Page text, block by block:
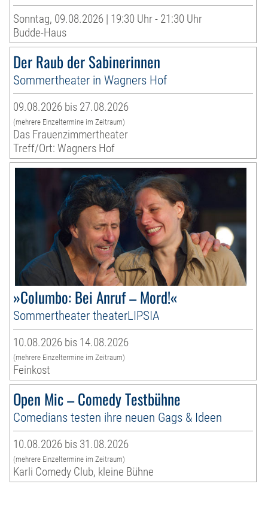
Sonntag, 09.08.2026 | 19:30 Uhr - 21:30 Uhr
Budde-Haus
Der Raub der Sabinerinnen
Sommertheater in Wagners Hof
09.08.2026 bis 27.08.2026
(mehrere Einzeltermine im Zeitraum)
Das Frauenzimmertheater
Treff/Ort: Wagners Hof
»Columbo: Bei Anruf – Mord!«
Sommertheater theaterLIPSIA
10.08.2026 bis 14.08.2026
(mehrere Einzeltermine im Zeitraum)
Feinkost
Open Mic – Comedy Testbühne
Comedians testen ihre neuen Gags & Ideen
10.08.2026 bis 31.08.2026
(mehrere Einzeltermine im Zeitraum)
Karli Comedy Club, kleine Bühne